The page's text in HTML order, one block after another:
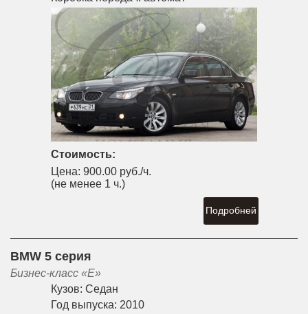
Стоимость:
Цена: 900.00 руб./ч.
(не менее 1 ч.)
Подробней
BMW 5 серия
Бизнес-класс «E»
Кузов: Седан
Год выпуска: 2010